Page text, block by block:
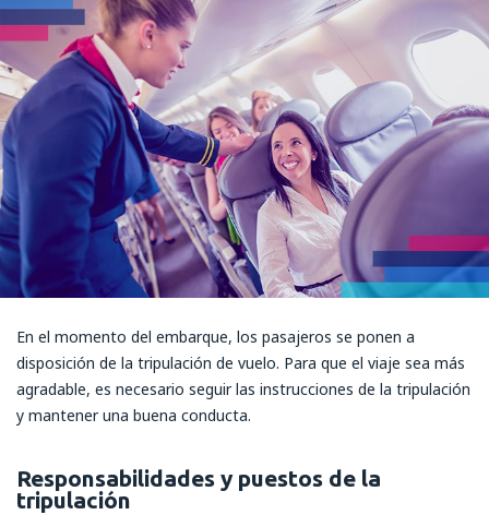
En el momento del embarque, los pasajeros se ponen a
disposición de la tripulación de vuelo. Para que el viaje sea más
agradable, es necesario seguir las instrucciones de la tripulación
y mantener una buena conducta.
Responsabilidades y puestos de la
tripulación